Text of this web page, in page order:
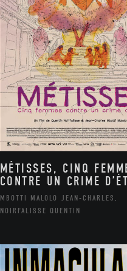
MÉTISSES, CINQ
CONTRE UN CRIME
MBOTTI MALOLO JEAN-CHARLES,
NOIRFALISSE QUENTIN